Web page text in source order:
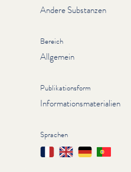
Andere Substanzen
Bereich
Allgemein
Publikationsform
Informationsmaterialien
Sprachen
FrançaisEnglishDeutschPortuguês